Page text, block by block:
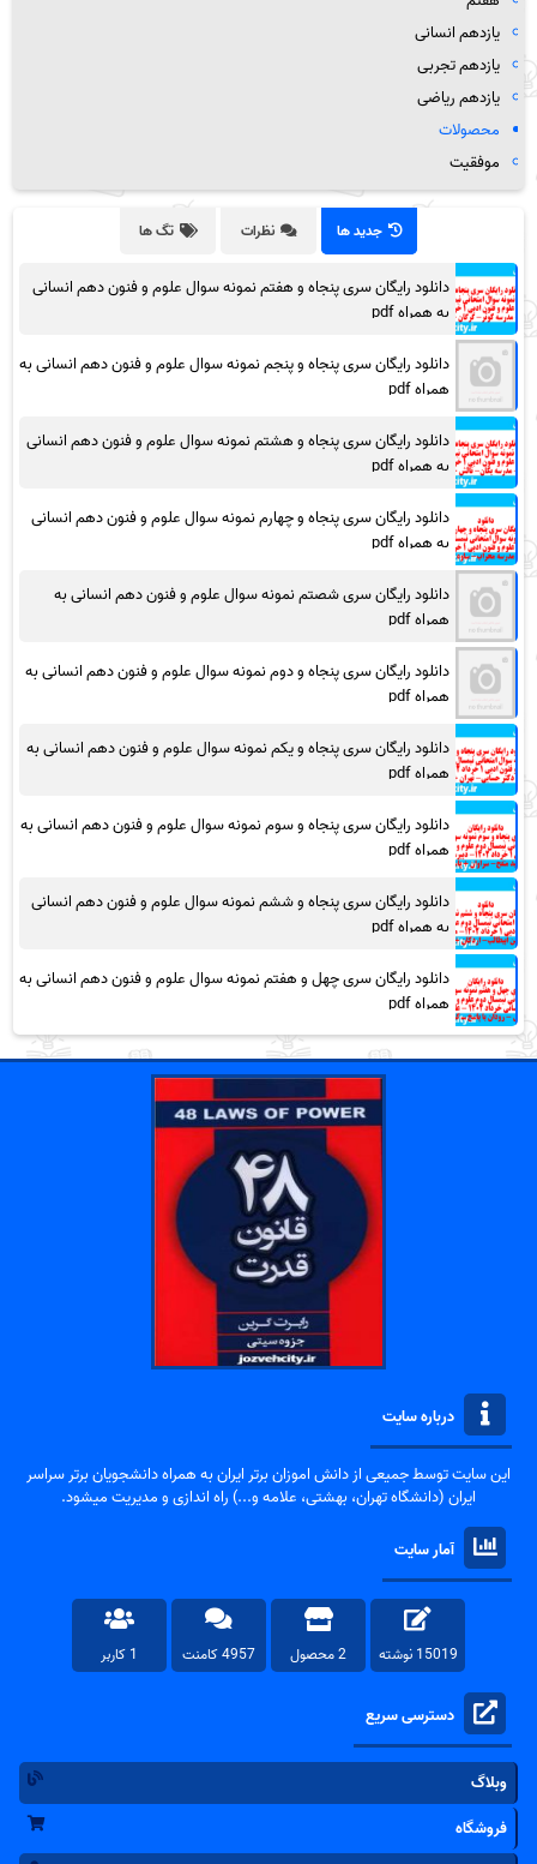
یازدهم انسانی
یازدهم تجربی
یازدهم ریاضی
محصولات
موفقیت
جدید ها نظرات تگ ها
دانلود رایگان سری پنجاه و هفتم نمونه سوال علوم و فنون دهم انسانی
به همراه pdf
دانلود رایگان سری پنجاه و پنجم نمونه سوال علوم و فنون دهم انسانی به
همراه pdf
دانلود رایگان سری پنجاه و هشتم نمونه سوال علوم و فنون دهم انسانی
به همراه pdf
دانلود رایگان سری پنجاه و چهارم نمونه سوال علوم و فنون دهم انسانی
به همراه pdf
دانلود رایگان سری شصتم نمونه سوال علوم و فنون دهم انسانی به
همراه pdf
دانلود رایگان سری پنجاه و دوم نمونه سوال علوم و فنون دهم انسانی به
همراه pdf
دانلود رایگان سری پنجاه و یکم نمونه سوال علوم و فنون دهم انسانی به
همراه pdf
دانلود رایگان سری پنجاه و سوم نمونه سوال علوم و فنون دهم انسانی به
همراه pdf
دانلود رایگان سری پنجاه و ششم نمونه سوال علوم و فنون دهم انسانی
به همراه pdf
دانلود رایگان سری چهل و هفتم نمونه سوال علوم و فنون دهم انسانی به
همراه pdf
درباره سایت
این سایت توسط جمیعی از دانش اموزان برتر ایران به همراه دانشجویان برتر سراسر
ایران (دانشگاه تهران، بهشتی، علامه و...) راه اندازی و مدیریت میشود.
آمار سایت
15019 نوشته 2 محصول 4957 کامنت 1 کاربر
دسترسی سریع
وبلاگ
فروشگاه